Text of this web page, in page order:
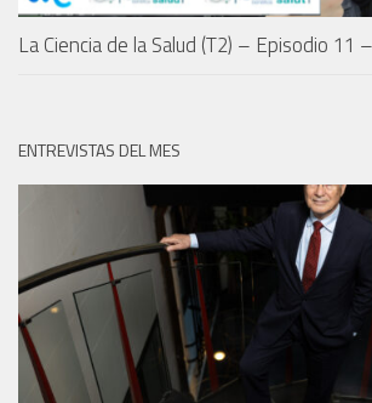
La Ciencia de la Salud (T2) – Episodio 11
ENTREVISTAS DEL MES